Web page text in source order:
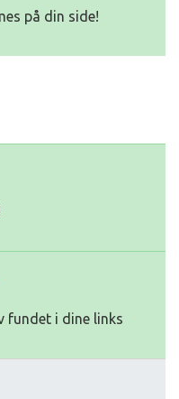
på din side!
fundet i dine links